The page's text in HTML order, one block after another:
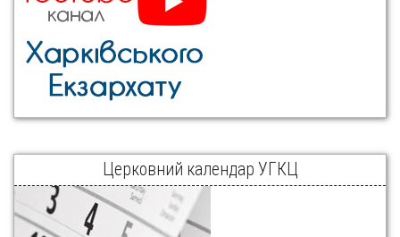
Церковний календар УГКЦ